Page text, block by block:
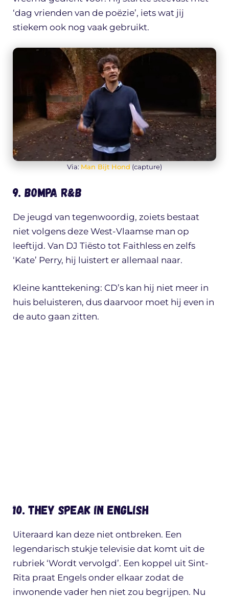
‘dag vrienden van de poëzie’, iets wat jij
stiekem ook nog vaak gebruikt.
Via: Man Bijt Hond (capture)
9. Bompa R&B
De jeugd van tegenwoordig, zoiets bestaat
niet volgens deze West-Vlaamse man op
leeftijd. Van DJ Tiësto tot Faithless en zelfs
‘Kate’ Perry, hij luistert er allemaal naar.
Kleine kanttekening: CD’s kan hij niet meer in
huis beluisteren, dus daarvoor moet hij even in
de auto gaan zitten.
10. They speak in english
Uiteraard kan deze niet ontbreken. Een
legendarisch stukje televisie dat komt uit de
rubriek ‘Wordt vervolgd’. Een koppel uit Sint-
Rita praat Engels onder elkaar zodat de
inwonende vader hen niet zou begrijpen. Nu